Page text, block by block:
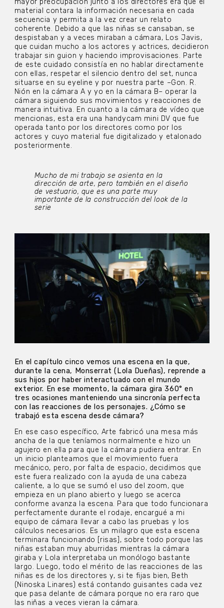
mayor preocupación junto a los directores era que el
material contara la información necesaria en cada
secuencia y permita a la vez crear un relato
coherente. Debido a que las niñas se cansaban, se
despistaban y a veces miraban a cámara, Los Javis,
que cuidan mucho a los actores y actrices, decidieron
trabajar sin guion y haciendo improvisaciones. Parte
de este cuidado consistía en no hablar directamente
con ellas, respetar el silencio dentro del set, nunca
situarse en su eyeline y por nuestra parte –Gon. R.
Nión en la cámara A y yo en la cámara B– operar la
cámara siguiendo sus movimientos y reacciones de
manera intuitiva. En cuanto a la cámara de vídeo que
mencionas, esta era una handycam mini DV que fue
operada tanto por los directores como por los
actores y cuyo material fue digitalizado y etalonado
posteriormente.
Mucho de mi trabajo se asienta en la
dirección de arte, pero también en el diseño
de vestuario, que es una parte muy
importante de la construcción dellook de la
serie
En el capítulo cinco vemos una escena en la que,
durante la cena, Monserrat (Lola Dueñas), reprende a
sus hijos por haber interactuado con el mundo
exterior. En ese momento, la cámara gira 360° en
tres ocasiones manteniendo una sincronía perfecta
con las reacciones de los personajes. ¿Cómo se
trabajó esta escena desde cámara?
En ese caso específico, Arte fabricó una mesa más
ancha de la que teníamos normalmente e hizo un
agujero en ella para que la cámara pudiera entrar. En
un inicio planteamos que el movimiento fuera
mecánico, pero, por falta de espacio, decidimos que
este fuera realizado con la ayuda de una cabeza
caliente, a lo que se sumó el uso del zoom, que
empieza en un plano abierto y luego se acerca
conforme avanza la escena. Para que todo funcionara
perfectamente durante el rodaje, encargué a mi
equipo de cámara llevar a cabo las pruebas y los
cálculos necesarios. Es un milagro que esta escena
terminara funcionando [risas], sobre todo porque las
niñas estaban muy aburridas mientras la cámara
giraba y Lola interpretaba un monólogo bastante
largo. Luego, todo el mérito de las reacciones de las
niñas es de los directores y, si te fijas bien, Beth
(Ninoska Linares) está contando guisantes cada vez
que pasa delante de cámara porque no era raro que
las niñas a veces vieran la cámara.